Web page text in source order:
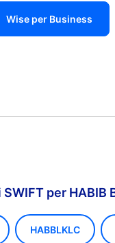
Wise per Business
per HABIB
HABBLKLC